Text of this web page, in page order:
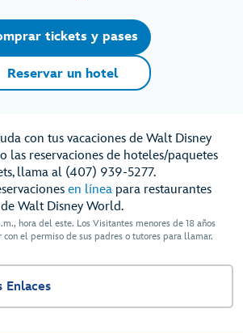
tickets y pases
Reservar un hotel
con tus vacaciones de Walt Disney
las reservaciones de hoteles/paquetes
llama al (407) 939-5277.
en líneapara restaurantes
de Walt Disney World.
hora del este. Los Visitantes menores de 18 años
el permiso de sus padres o tutores para llamar.
Enlaces